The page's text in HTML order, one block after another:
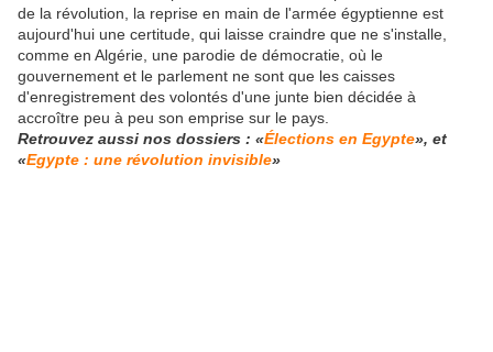
de la révolution, la reprise en main de l'armée égyptienne est
aujourd'hui une certitude, qui laisse craindre que ne s'installe,
comme en Algérie, une parodie de démocratie, où le
gouvernement et le parlement ne sont que les caisses
d'enregistrement des volontés d'une junte bien décidée à
accroître peu à peu son emprise sur le pays.
Retrouvez aussi nos dossiers : «Élections en Egypte», et
«Egypte : une révolution invisible»